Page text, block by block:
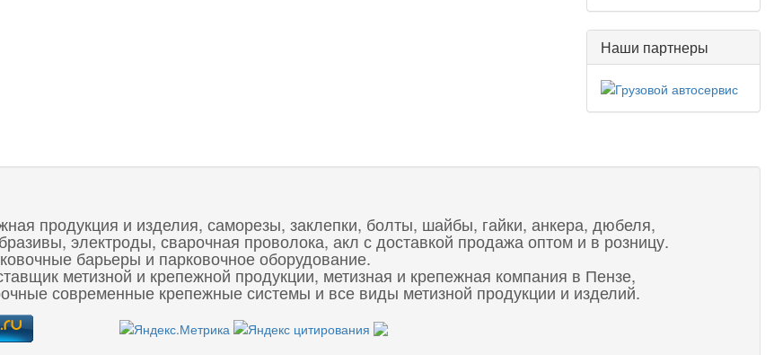
Наши партнеры
продукция и изделия, саморезы, заклепки, болты, шайбы, гайки, анкера, дюбеля,
электроды, сварочная проволока, акл с доставкой продажа оптом и в розницу.
барьеры и парковочное оборудование.
метизной и крепежной продукции, метизная и крепежная компания в Пензе,
современные крепежные системы и все виды метизной продукции и изделий.